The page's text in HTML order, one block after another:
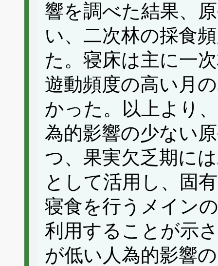
響を調べた結果、
い、二次林の採食
た。寝床は主に一
遊動頻度の高い月
かった。以上より
為的影響の少ない
つ、果実欠乏期に
として活用し、固
寝食を行うメイン
利用することが示
が低い人為的影響